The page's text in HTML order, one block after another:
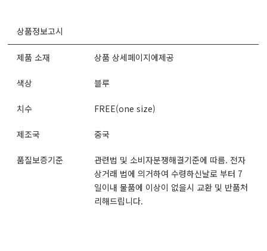
상품정보고시
제품 소재 상품 상세페이지에제공
색상 블루
치수 FREE(one size)
제조국 중국
품질보증기준
관련법 및 소비자분쟁해결기준에 따름. 전자
상거래 법에 의거하여 수령하신날로 부터 7
일이내 물품에 이상이 없을시 교환 및 반품처
리해드립니다.